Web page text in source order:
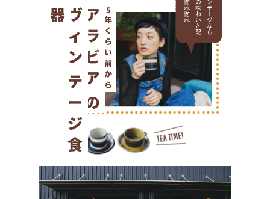
5
年くらい前から
アラビア
の
ヴィン
テ
器